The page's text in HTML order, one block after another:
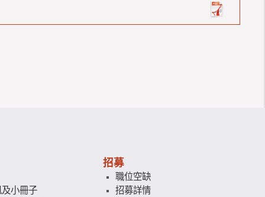
小冊子
招募
職位空缺
招募詳情